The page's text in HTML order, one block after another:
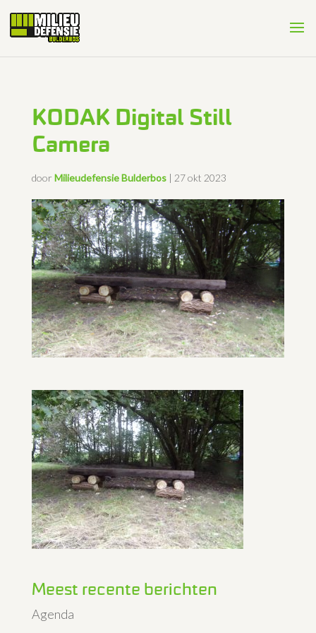
KODAK Digital Still
Camera
door Milieudefensie Bulderbos| 27 okt 2023
Meest recente berichten
Agenda